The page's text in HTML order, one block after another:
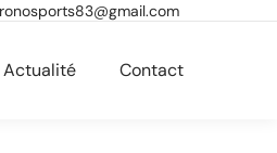
Actualité Contact